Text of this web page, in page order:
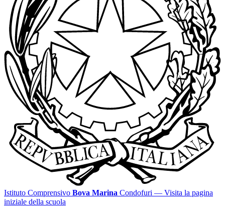
Istituto Comprensivo Bova Marina Condofuri — Visita la pagina
iniziale della scuola